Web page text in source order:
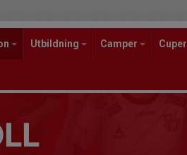
Utbildning Camper Cuper